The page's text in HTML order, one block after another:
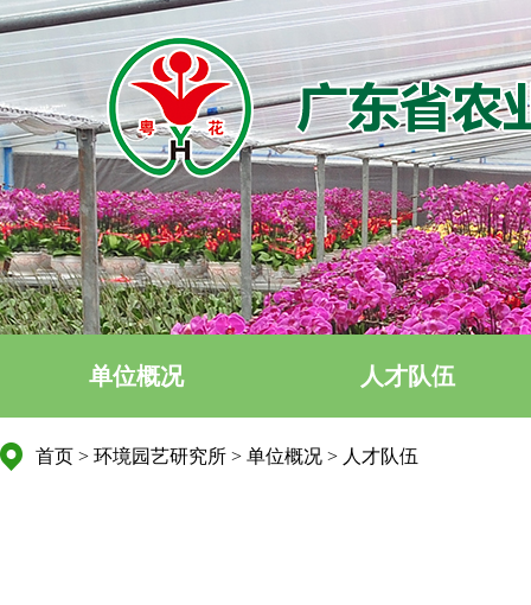
单位概况 人才队伍
首页 > 环境园艺研究所 > 单位概况 > 人才队伍